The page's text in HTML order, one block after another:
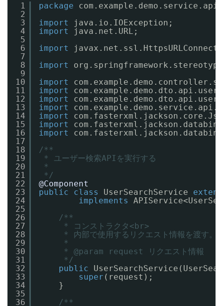
1
2
3
4
5
6
7
8
9
10
11
12
13
14
15
16
17
18
19
20
21
22
23
24
25
26
27
28
29
30
31
32
33
34
35
36
package
import
java.io.IOException;
import
java.net.URL;
import
import
import
import
import
import
import
import
import
/**
* ユーザー検索APIを実行する
*
*/
@Component
public
class UserSearchService
implements
/**
* コンストラクタ<br>
* 内部で使用するリクエスト情報を渡す。
*
* @param request リクエスト情報
*/
public
super (request);
}
/**